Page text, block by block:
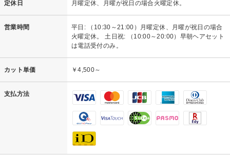
定休日 月曜定休、月曜が祝日の場合火曜定休。
営業時間
平日: （10:30～21:00）月曜定休、月曜が祝日の場合
火曜定休。 土日祝: （10:00～20:00）早朝ヘアセット
は電話受付のみ。
カット単価 ￥4,500～
支払方法